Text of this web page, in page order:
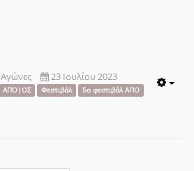
Αγώνες 23 Ιουλίου 2023
ΑΠΟ|ΟΣ Φεστιβάλ
5ο φεστιβάλ ΑΠΟ